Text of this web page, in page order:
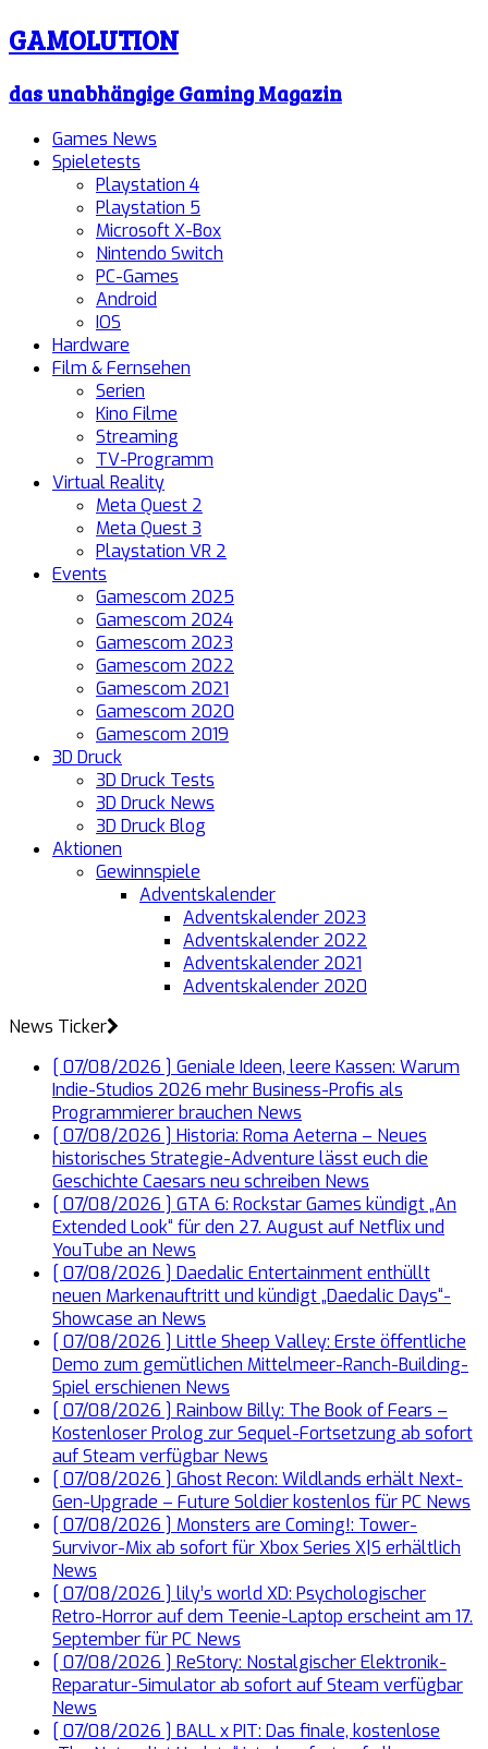
GAMOLUTION
das unabhängige Gaming Magazin
Games News
Spieletests
Playstation 4
Playstation 5
Microsoft X-Box
Nintendo Switch
PC-Games
Android
IOS
Hardware
Film & Fernsehen
Serien
Kino Filme
Streaming
TV-Programm
Virtual Reality
Meta Quest 2
Meta Quest 3
Playstation VR 2
Events
Gamescom 2025
Gamescom 2024
Gamescom 2023
Gamescom 2022
Gamescom 2021
Gamescom 2020
Gamescom 2019
3D Druck
3D Druck Tests
3D Druck News
3D Druck Blog
Aktionen
Gewinnspiele
Adventskalender
Adventskalender 2023
Adventskalender 2022
Adventskalender 2021
Adventskalender 2020
News Ticker
[ 07/08/2026 ] Geniale Ideen, leere Kassen: Warum
Indie-Studios 2026 mehr Business-Profis als
Programmierer brauchen News
[ 07/08/2026 ] Historia: Roma Aeterna – Neues
historisches Strategie-Adventure lässt euch die
Geschichte Caesars neu schreiben News
[ 07/08/2026 ] GTA 6: Rockstar Games kündigt „An
Extended Look“ für den 27. August auf Netflix und
YouTube an News
[ 07/08/2026 ] Daedalic Entertainment enthüllt
neuen Markenauftritt und kündigt „Daedalic Days“-
Showcase an News
[ 07/08/2026 ] Little Sheep Valley: Erste öffentliche
Demo zum gemütlichen Mittelmeer-Ranch-Building-
Spiel erschienen News
[ 07/08/2026 ] Rainbow Billy: The Book of Fears –
Kostenloser Prolog zur Sequel-Fortsetzung ab sofort
auf Steam verfügbar News
[ 07/08/2026 ] Ghost Recon: Wildlands erhält Next-
Gen-Upgrade – Future Soldier kostenlos für PC News
[ 07/08/2026 ] Monsters are Coming!: Tower-
Survivor-Mix ab sofort für Xbox Series X|S erhältlich
News
[ 07/08/2026 ] lily’s world XD: Psychologischer
Retro-Horror auf dem Teenie-Laptop erscheint am 17.
September für PC News
[ 07/08/2026 ] ReStory: Nostalgischer Elektronik-
Reparatur-Simulator ab sofort auf Steam verfügbar
News
[ 07/08/2026 ] BALL x PIT: Das finale, kostenlose